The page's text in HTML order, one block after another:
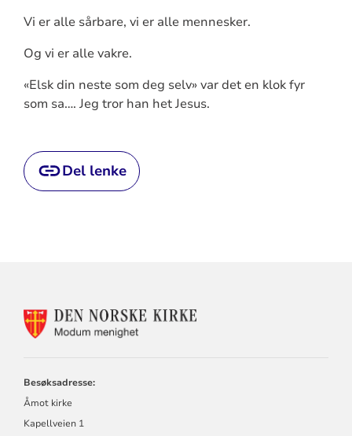
Vi er alle sårbare, vi er alle mennesker.
Og vi er alle vakre.
«Elsk din neste som deg selv» var det en klok fyr
som sa…. Jeg tror han het Jesus.
Del lenke
KONTAKTINFORMASJON
Besøksadresse:
Åmot kirke
Kapellveien 1